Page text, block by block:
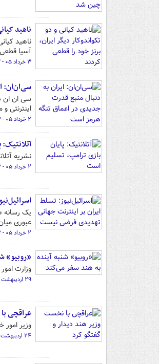
ناهید
ناهید
آسیا
۳ خرداد ۰۵ - ۰۹:۰۳
سی‌ان‌ان:
سی ان ان
اینترنتی
۲ خرداد ۰۵ - ۲۳:۵۳
نشریه
۲ خرداد ۰۵ - ۱۷:۱۷
یک رسانه
عبوری
۲ خرداد ۰۵ - ۱۱:۵۷
«روبیو»
وزارت
۲۹ اردیبهشت ۰۵ - ۲۱:۱۳
عراقچی
وزیر
۲۴ اردیبهشت ۰۵ - ۱۳:۵۱